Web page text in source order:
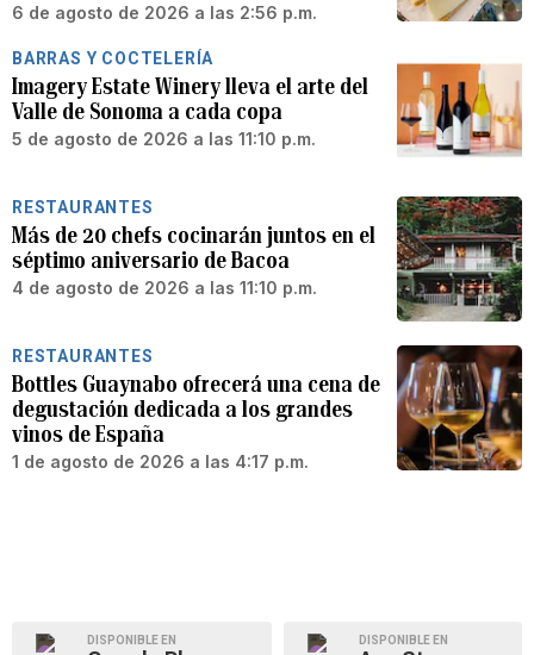
6 de agosto de 2026 a las 2:56 p.m.
BARRAS Y COCTELERÍA
Imagery Estate Winery lleva el arte del
Valle de Sonoma a cada copa
5 de agosto de 2026 a las 11:10 p.m.
RESTAURANTES
Más de 20 chefs cocinarán juntos en el
séptimo aniversario de Bacoa
4 de agosto de 2026 a las 11:10 p.m.
RESTAURANTES
Bottles Guaynabo ofrecerá una cena de
degustación dedicada a los grandes
vinos de España
1 de agosto de 2026 a las 4:17 p.m.
DISPONIBLE EN DISPONIBLE EN